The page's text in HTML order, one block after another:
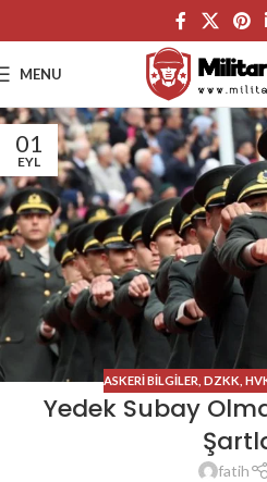
MENU
01
EYL
ASKERI BILGILER DZKK
Yedek Subay
fatih